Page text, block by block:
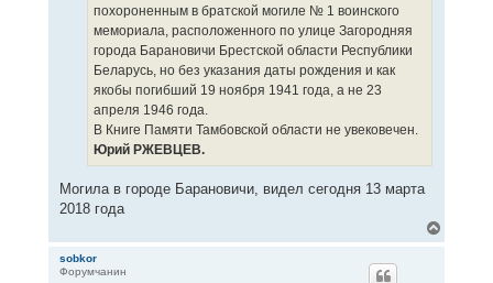
похороненным в братской могиле № 1 воинского
мемориала, расположенного по улице Загородняя
города Барановичи Брестской области Республики
Беларусь, но без указания даты рождения и как
якобы погибший 19 ноября 1941 года, а не 23
апреля 1946 года.
В Книге Памяти Тамбовской области не увековечен.
Юрий РЖЕВЦЕВ.
Могила в городе Барановичи, видел сегодня 13 марта
2018 года
е
sobkor
Форумчанин